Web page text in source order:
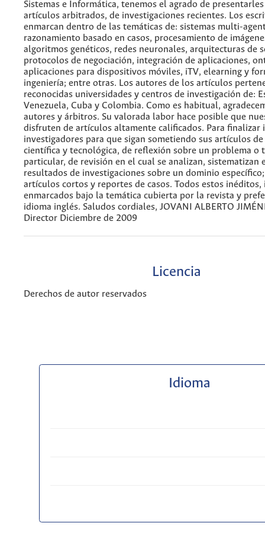
Sistemas e Informática, tenemos el agrado de
artículos arbitrados, de investigaciones recientes. Los
enmarcan dentro de las temáticas de: sistemas multi-
razonamiento basado en casos, procesamiento de
algoritmos genéticos, redes neuronales, arquitecturas de
protocolos de negociación, integración de aplicaciones,
aplicaciones para dispositivos móviles, iTV, elearning y
ingeniería; entre otras. Los autores de los artículos
reconocidas universidades y centros de investigación de:
Venezuela, Cuba y Colombia. Como es habitual,
autores y árbitros. Su valorada labor hace posible que
disfruten de artículos altamente calificados. Para finalizar
investigadores para que sigan sometiendo sus artículos
científica y tecnológica, de reflexión sobre un problema o
particular, de revisión en el cual se analizan, sistematizan
resultados de investigaciones sobre un dominio
artículos cortos y reportes de casos. Todos estos inéditos,
enmarcados bajo la temática cubierta por la revista y
idioma inglés. Saludos cordiales, JOVANI ALBERTO
Director Diciembre de 2009
Licencia
Derechos de autor reservados
Idioma